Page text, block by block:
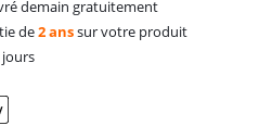
demain gratuitement
de2 anssur votre produit
jours